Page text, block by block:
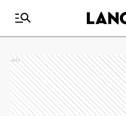
Ads